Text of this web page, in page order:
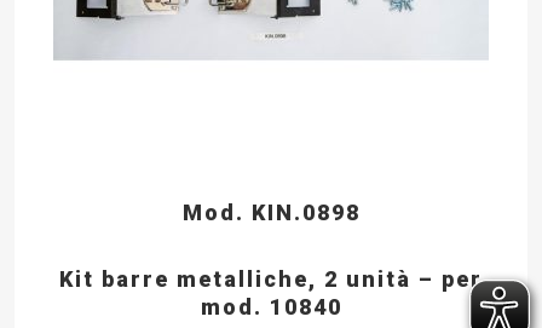
Mod. KIN.0898
Kit barre metalliche, 2 unità – per
mod. 10840